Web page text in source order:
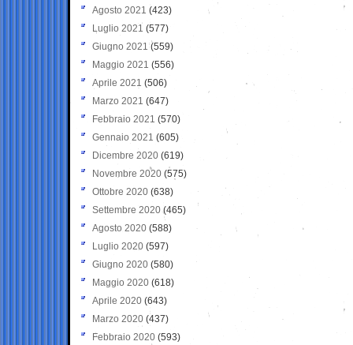
Agosto 2021 (423)
Luglio 2021 (577)
Giugno 2021(559)
Maggio 2021 (556)
Aprile 2021 (506)
Marzo 2021 (647)
Febbraio 2021 (570)
Gennaio 2021 (605)
Dicembre 2020 (619)
Novembre 2020 (575)
Ottobre 2020 (638)
Settembre 2020(465)
Agosto 2020 (588)
Luglio 2020 (597)
Giugno 2020 (580)
Maggio 2020 (618)
Aprile 2020 (643)
Marzo 2020 (437)
Febbraio 2020 (593)